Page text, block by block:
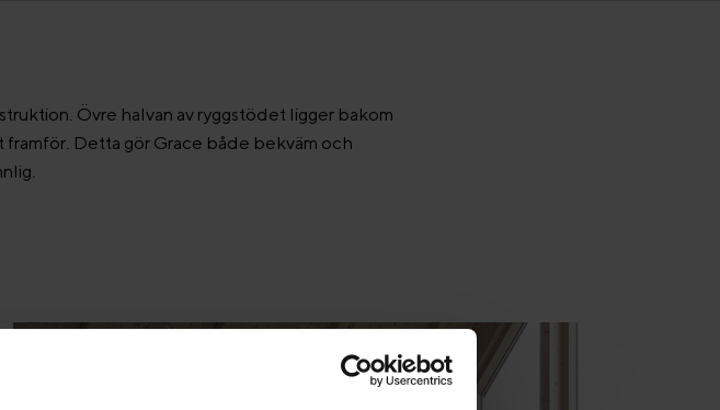
Övre halvan av ryggstödet ligger bakom
Detta gör Grace både bekväm och